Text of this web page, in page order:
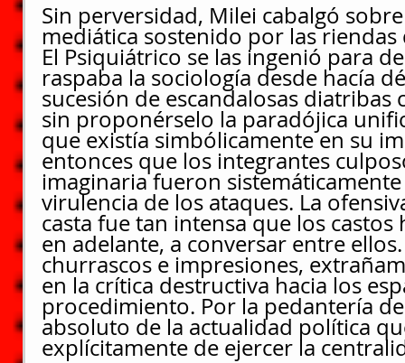
Sin perversidad, Milei cabalgó
mediática sostenido por las
El Psiquiátrico se las ingenió para
raspaba la sociología desde hacía
sucesión de escandalosas
sin proponérselo la paradójica
que existía simbólicamente en su
entonces que los integrantes
imaginaria fueron
virulencia de los ataques. La
casta fue tan intensa que los
en adelante, a conversar entre
churrascos e impresiones,
en la crítica destructiva hacia los
procedimiento. Por la pedantería
absoluto de la actualidad política
explícitamente de ejercer la